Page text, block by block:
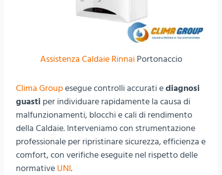
Assistenza Caldaie Rinnai Portonaccio
Clima Groupesegue controlli accurati ediagnosi
guasti per individuare rapidamente la causa di
malfunzionamenti, blocchi e cali di rendimento
della Caldaie. Interveniamo con strumentazione
professionale per ripristinare sicurezza, efficienza e
comfort, con verifiche eseguite nel rispetto delle
normative UNI.